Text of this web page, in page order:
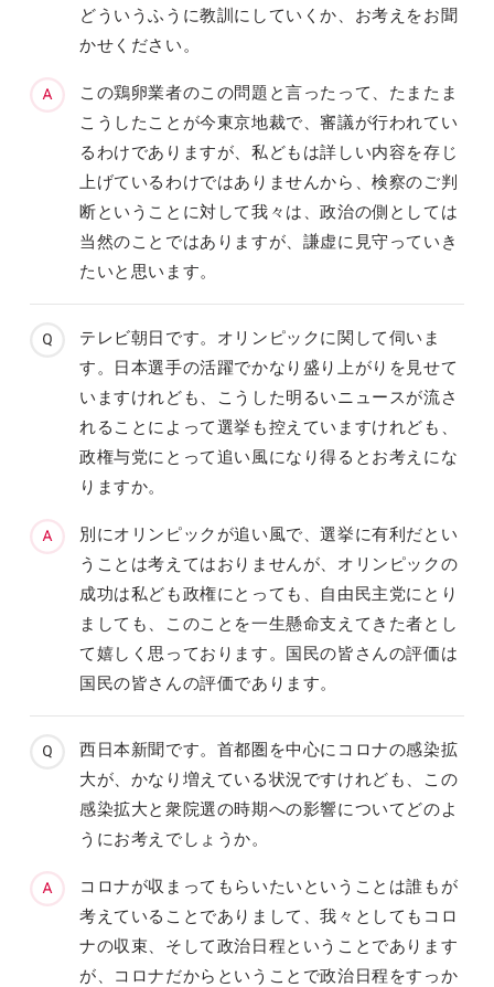
どういうふうに教訓にしていくか、お考えをお聞
かせください。
この鶏卵業者のこの問題と言ったって、たまたま
こうしたことが今東京地裁で、審議が行われてい
るわけでありますが、私どもは詳しい内容を存じ
上げているわけではありませんから、検察のご判
断ということに対して我々は、政治の側としては
当然のことではありますが、謙虚に見守っていき
たいと思います。
テレビ朝日です。オリンピックに関して伺いま
す。日本選手の活躍でかなり盛り上がりを見せて
いますけれども、こうした明るいニュースが流さ
れることによって選挙も控えていますけれども、
政権与党にとって追い風になり得るとお考えにな
りますか。
別にオリンピックが追い風で、選挙に有利だとい
うことは考えてはおりませんが、オリンピックの
成功は私ども政権にとっても、自由民主党にとり
ましても、このことを一生懸命支えてきた者とし
て嬉しく思っております。国民の皆さんの評価は
国民の皆さんの評価であります。
西日本新聞です。首都圏を中心にコロナの感染拡
大が、かなり増えている状況ですけれども、この
感染拡大と衆院選の時期への影響についてどのよ
うにお考えでしょうか。
コロナが収まってもらいたいということは誰もが
考えていることでありまして、我々としてもコロ
ナの収束、そして政治日程ということであります
が、コロナだからということで政治日程をすっか